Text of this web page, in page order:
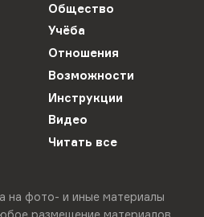
Общество
Учёба
Отношения
Возможности
Инструкции
Видео
Читать все
на фото- и иные материалы
размещение материалов